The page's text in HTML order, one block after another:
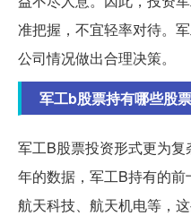
准把握，不宜轻率对待。
公司情况做出合理决策。
军工b股票持有哪些股票
军工B股票投资形式更为
年的数据，军工B持有的
航天科技、航天机电等，